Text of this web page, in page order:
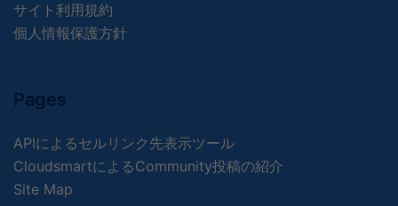
サイト利用規約
個人情報保護方針
Pages
APIによるセルリンク先表示ツール
CloudsmartによるCommunity投稿の紹介
Site Map